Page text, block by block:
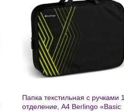
Добавить
Папка текстильная с ручками 1
отделение, А4 Berlingo «Basic